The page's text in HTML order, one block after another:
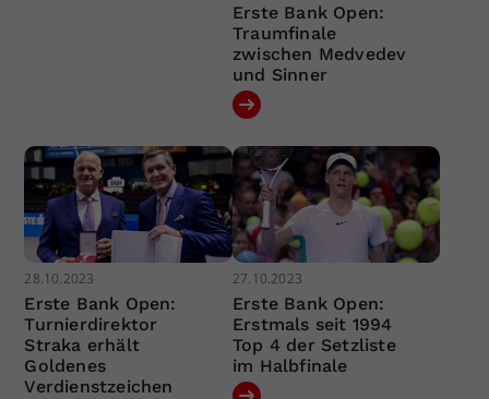
Erste Bank Open:
Traumfinale
zwischen Medvedev
und Sinner
28.10.2023
Erste Bank Open:
Turnierdirektor
Straka erhält
Goldenes
Verdienstzeichen
27.10.2023
Erste Bank Open:
Erstmals seit 1994
Top 4 der Setzliste
im Halbfinale